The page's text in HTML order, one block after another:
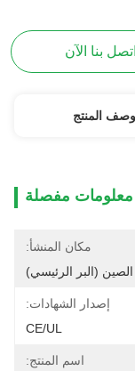
اتصل بنا الآن
وصف المنتج
معلومات مفصلة
مكان المنشأ:
الصين (البر الرئيسي)
إصدار الشهادات:
CE/UL
اسم المنتج: